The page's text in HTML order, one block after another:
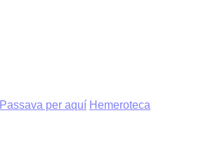
Passava per aquí Hemeroteca